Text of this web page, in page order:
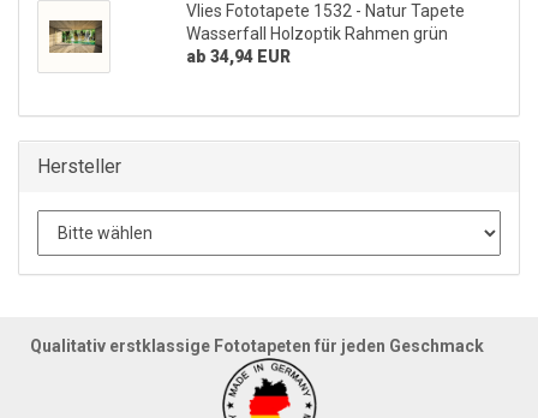
Vlies Fototapete 1532 - Natur Tapete
Wasserfall Holzoptik Rahmen grün
ab 34,94 EUR
Hersteller
Qualitativ erstklassige Fototapeten für jeden Geschmack